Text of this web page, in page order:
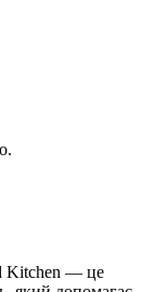
Kitchen — це